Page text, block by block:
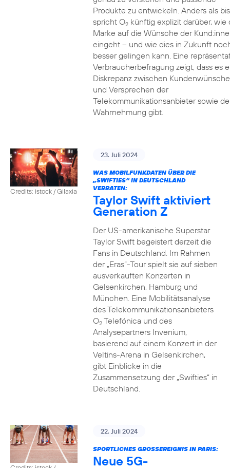
Produkte zu entwickeln. Anders als
spricht O2künftig explizit darüber, wie
Marke auf die Wünsche der
eingeht – und wie dies in Zukunft
besser gelingen kann. Eine
Verbraucherbefragung zeigt, dass es
Diskrepanz zwischen
und Versprechen der
Telekommunikationsanbieter sowie
Wahrnehmung gibt.
Credits: istock / Gilaxia
23. Juli 2024
WAS MOBILFUNKDATEN ÜBER DIE
„SWIFTIES“ IN DEUTSCHLAND
VERRATEN:
Taylor Swift aktiviert
Generation Z
Der US-amerikanische Superstar
Taylor Swift begeistert derzeit die
Fans in Deutschland. Im Rahmen
der „Eras“-Tour spielt sie auf sieben
ausverkauften Konzerten in
Gelsenkirchen, Hamburg und
München. Eine Mobilitätsanalyse
des Telekommunikationsanbieters
O2Telefónica und des
Analysepartners Invenium,
basierend auf einem Konzert in der
Veltins-Arena in Gelsenkirchen,
gibt Einblicke in die
Zusammensetzung der „Swifties“ in
Deutschland.
22. Juli 2024
SPORTLICHES GROSSEREIGNIS IN PARIS:
Neue 5G-